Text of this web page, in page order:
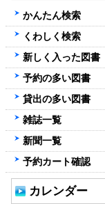
かんたん検索
くわしく検索
新しく入った図書
予約の多い図書
貸出の多い図書
雑誌一覧
新聞一覧
予約カート確認
カレンダー